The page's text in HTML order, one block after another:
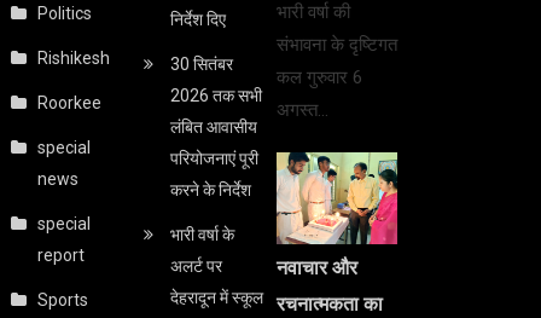
Politics
Rishikesh
Roorkee
special
news
special
report
Sports
निर्देश दिए
30 सितंबर
2026 तक सभी
लंबित आवासीय
परियोजनाएं पूरी
करने के निर्देश
भारी वर्षा के
अलर्ट पर
देहरादून में स्कूल
भारी वर्षा की
संभावना के दृष्टिगत
कल गुरुवार 6
अगस्त…
नवाचार और
रचनात्मकता का